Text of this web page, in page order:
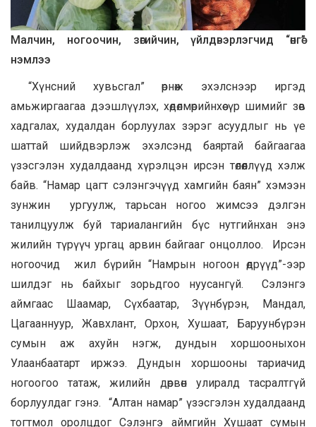
Малчин, ногоочин, зөгийчин, үйлдвэрлэгчид “өнгө”
нэмлээ
“Хүнсний хувьсгал” өрнөж эхэлснээр иргэд
амьжиргаагаа дээшлүүлэх, хөдөлмөрийнхөө үр шимийг зөв
хадгалах, худалдан борлуулах зэрэг асуудлыг нь үе
шаттай шийдвэрлэж эхэлсэнд баяртай байгаагаа
үзэсгэлэн худалдаанд хүрэлцэн ирсэн төлөөллүүд хэлж
байв. “Намар цагт сэлэнгэчүүд хамгийн баян” хэмээн
зунжин ургуулж, тарьсан ногоо жимсээ дэлгэн
танилцуулж буй тариалангийн бүс нутгийнхан энэ
жилийн түрүүч ургац арвин байгааг онцоллоо. Ирсэн
ногоочид жил бүрийн “Намрын ногоон өдрүүд”-ээр
шилдэг нь байхыг зорьдгоо нуусангүй. Сэлэнгэ
аймгаас Шаамар, Сүхбаатар, Зүүнбүрэн, Мандал,
Цагааннуур, Жавхлант, Орхон, Хушаат, Баруунбүрэн
сумын аж ахуйн нэгж, дундын хоршооныхон
Улаанбаатарт иржээ. Дундын хоршооны тариачид
ногоогоо татаж, жилийн дөрвөн улиралд тасралтгүй
борлуулдаг гэнэ. “Алтан намар” үзэсгэлэн худалдаанд
тогтмол оролцдог Сэлэнгэ аймгийн Хушаат сумын